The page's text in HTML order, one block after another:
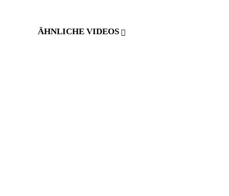
ÄHNLICHE VIDEOS